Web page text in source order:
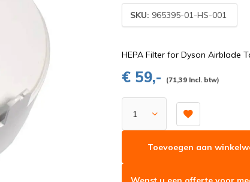
SKU: 965395-01-HS-001
HEPA Filter for Dyson Airblade
€ 59,- (71,39 Incl. btw)
Toevoegen aan